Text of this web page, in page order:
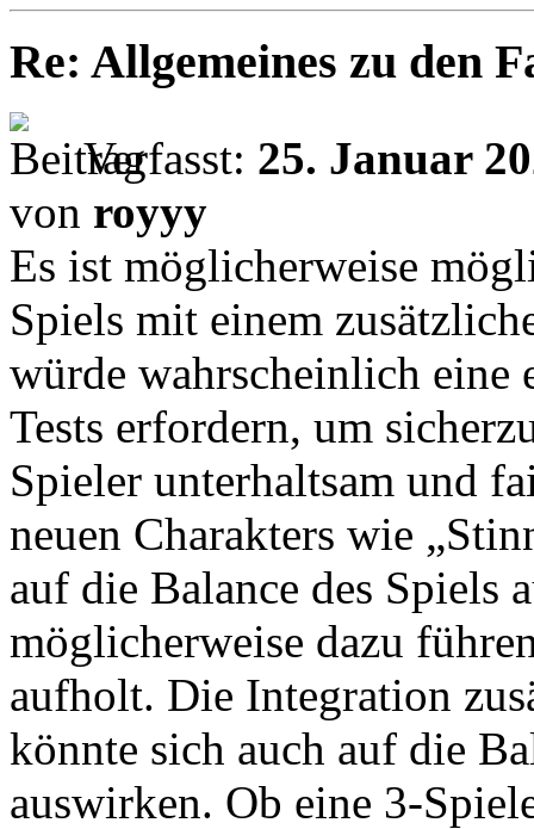
Re: Allgemeines zu den
Verfasst: 25. Januar
von royyy
Es ist möglicherweise
Spiels mit einem
würde wahrscheinlich eine
Tests erfordern, um
Spieler unterhaltsam und
neuen Charakters wie
auf die Balance des Spiels
möglicherweise dazu
aufholt. Die Integration
könnte sich auch auf die
auswirken. Ob eine 3-